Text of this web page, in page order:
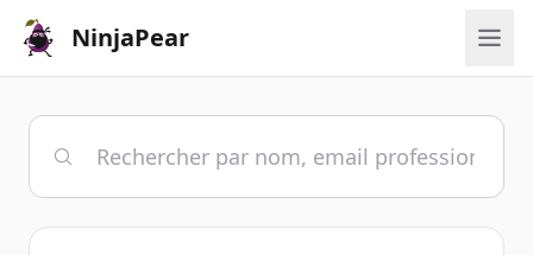
NinjaPear